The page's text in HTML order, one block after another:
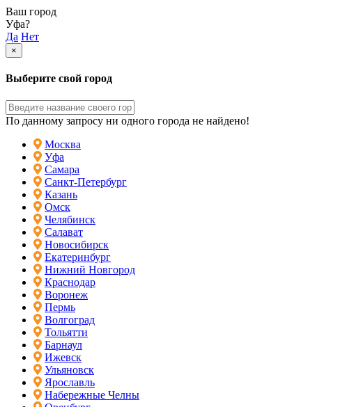
Ваш город
Уфа?
Да Нет
×
Выберите свой город
По данному запросу ни одного города не найдено!
Москва
Уфа
Самара
Санкт-Петербург
Казань
Омск
Челябинск
Салават
Новосибирск
Екатеринбург
Нижний Новгород
Краснодар
Воронеж
Пермь
Волгоград
Тольятти
Барнаул
Ижевск
Ульяновск
Ярославль
Набережные Челны